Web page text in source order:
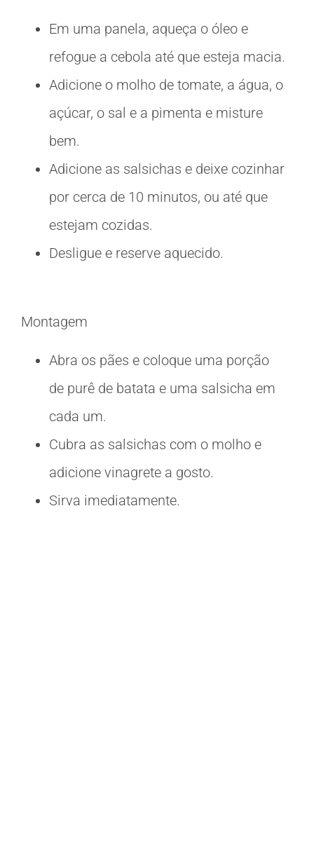
Em uma panela, aqueça o óleo e
refogue a cebola até que esteja macia.
Adicione o molho de tomate, a água, o
açúcar, o sal e a pimenta e misture
bem.
Adicione as salsichas e deixe cozinhar
por cerca de 10 minutos, ou até que
estejam cozidas.
Desligue e reserve aquecido.
Montagem
Abra os pães e coloque uma porção
de purê de batata e uma salsicha em
cada um.
Cubra as salsichas com o molho e
adicione vinagrete a gosto.
Sirva imediatamente.